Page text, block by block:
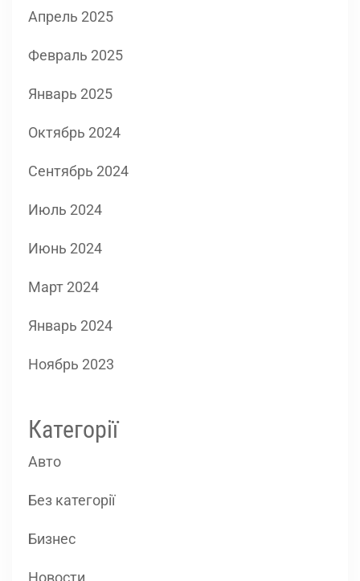
Апрель 2025
Февраль 2025
Январь 2025
Октябрь 2024
Сентябрь 2024
Июль 2024
Июнь 2024
Март 2024
Январь 2024
Ноябрь 2023
Категорії
Авто
Без категорії
Бизнес
Новости